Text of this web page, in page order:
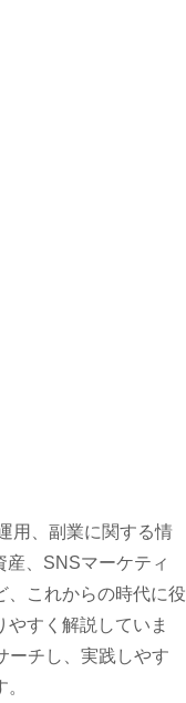
用、副業に関する情
、SNSマーケティ
、これからの時代に役
すく解説していま
ーチし、実践しやす